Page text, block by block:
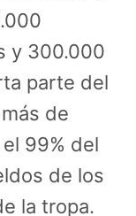
y 300.000
parte del
de
99% del
de los
la tropa.